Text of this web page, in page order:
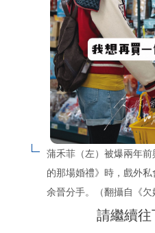
蒲禾菲（左）被爆兩年
的那場婚禮》時，戲外
余晉分手。（翻攝自《欠
請繼續